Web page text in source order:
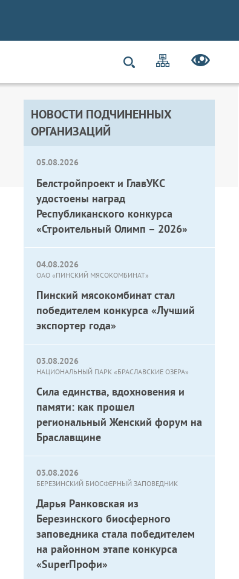
НОВОСТИ ПОДЧИНЕННЫХ
ОРГАНИЗАЦИЙ
05.08.2026
Белстройпроект и ГлавУКС
удостоены наград
Республиканского конкурса
«Строительный Олимп – 2026»
04.08.2026
ОАО «ПИНСКИЙ МЯСОКОМБИНАТ»
Пинский мясокомбинат стал
победителем конкурса «Лучший
экспортер года»
03.08.2026
НАЦИОНАЛЬНЫЙ ПАРК «БРАСЛАВСКИЕ ОЗЕРА»
Сила единства, вдохновения и
памяти: как прошел
региональный Женский форум на
Браславщине
03.08.2026
БЕРЕЗИНСКИЙ БИОСФЕРНЫЙ ЗАПОВЕДНИК
Дарья Ранковская из
Березинского биосферного
заповедника стала победителем
на районном этапе конкурса
«SuperПрофи»